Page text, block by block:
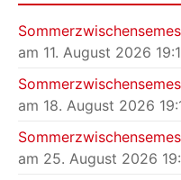
am 11. August 2026
am 18. August 2026
am 25. August 2026